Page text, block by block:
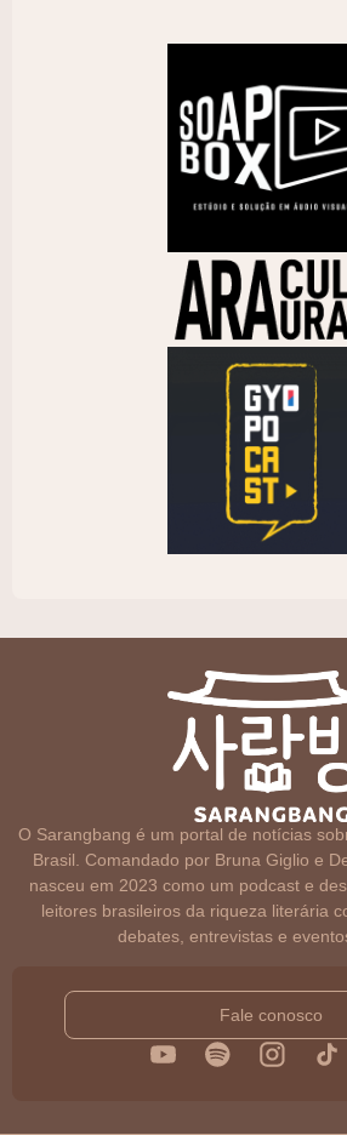
O Sarangbang é um portal de notícias
Brasil. Comandado por Bruna Giglio e
nasceu em 2023 como um podcast e
leitores brasileiros da riqueza literária
debates, entrevistas e
Fale conosco